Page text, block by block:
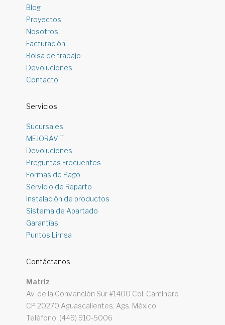
Blog
Proyectos
Nosotros
Facturación
Bolsa de trabajo
Devoluciones
Contacto
Servicios
Sucursales
MEJORAVIT
Devoluciones
Preguntas Frecuentes
Formas de Pago
Servicio de Reparto
Instalación de productos
Sistema de Apartado
Garantías
Puntos Limsa
Contáctanos
Matriz
Av. de la Convención Sur #1400 Col. Caminero
CP 20270 Aguascalientes, Ags. México
Teléfono: (449) 910-5006